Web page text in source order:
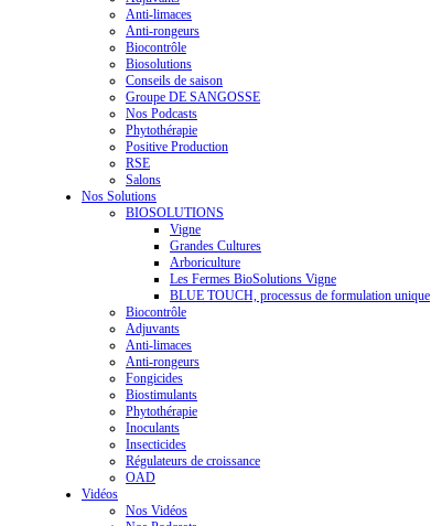
Anti-limaces
Anti-rongeurs
Biocontrôle
Biosolutions
Conseils de saison
Groupe DE SANGOSSE
Nos Podcasts
Phytothérapie
Positive Production
RSE
Salons
Nos Solutions
BIOSOLUTIONS
Vigne
Grandes Cultures
Arboriculture
Les Fermes BioSolutions Vigne
BLUE TOUCH, processus de formulation unique
Biocontrôle
Adjuvants
Anti-limaces
Anti-rongeurs
Fongicides
Biostimulants
Phytothérapie
Inoculants
Insecticides
Régulateurs de croissance
OAD
Vidéos
Nos Vidéos